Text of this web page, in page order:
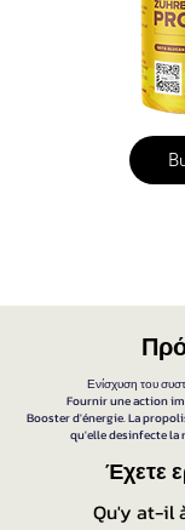
Ενίσχυση του
Fournir une action
Booster d'énergie. La
qu'elle desinfecte la
Έχετε
Qu'y at-il